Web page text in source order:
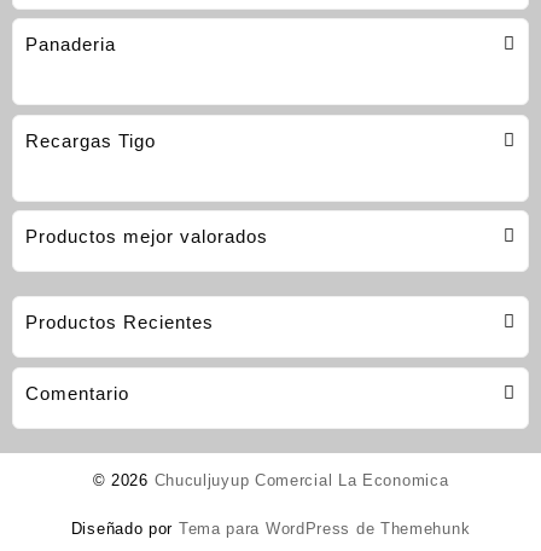
Panaderia
Recargas Tigo
Productos mejor valorados
Productos Recientes
Comentario
© 2026 Chuculjuyup Comercial La Economica
Diseñado por Tema para WordPress de Themehunk